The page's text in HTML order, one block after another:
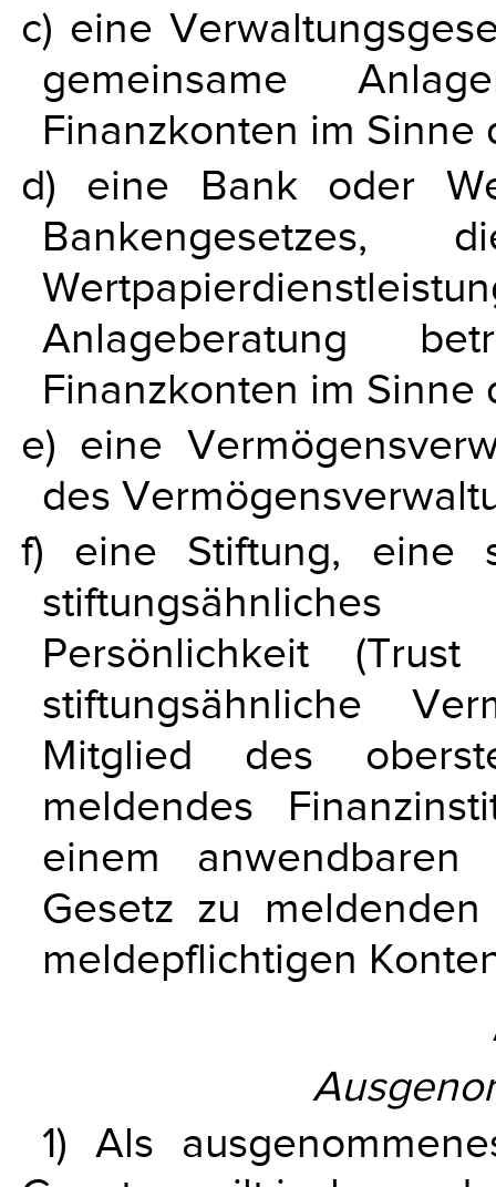
c) eine
gemeinsame
Finanzkonten im Sinne
d) eine Bank oder
Anlageberatung
Finanzkonten im Sinne
e) eine
des
f) eine Stiftung, eine
Persönlichkeit
stiftungsähnliche
Mitglied des
meldendes
einem
Gesetz zu
meldepflichtigen
1) Als